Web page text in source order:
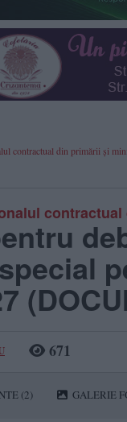
contractual din primării și
671
(2) GALERIE